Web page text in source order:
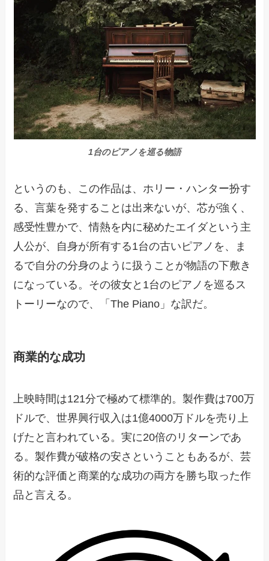
1台のピアノを巡る物語
というのも、この作品は、ホリー・ハンター扮す
る、言葉を発することは出来ないが、芯が強く、
感受性豊かで、情熱を内に秘めたエイダという主
人公が、自身が所有する1台の古いピアノを、ま
るで自分の分身のように扱うことが物語の下敷き
になっている。その彼女と1台のピアノを巡るス
トーリーなので、「The Piano」な訳だ。
商業的な成功
上映時間は121分で極めて標準的。製作費は700万
ドルで、世界興行収入は1億4000万ドルを売り上
げたと言われている。実に20倍のリターンであ
る。製作費が破格の安さということもあるが、芸
術的な評価と商業的な成功の両方を勝ち取った作
品と言える。